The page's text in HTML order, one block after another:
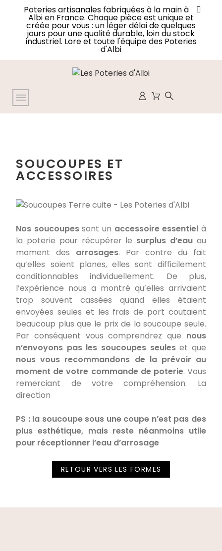
Poteries artisanales fabriquées à la main à
Albi en France. Chaque pièce est unique et
créée pour vous : un léger délai de quelques
jours pour une qualité durable, loin du stock
industriel. Lore et toute l'équipe des Poteries
d'Albi
SOUCOUPES ET
ACCESSOIRES
Nos soucoupessont un accessoire essentiel à
la poterie pour récupérer le surplus d’eauau
moment des arrosages. Par contre du fait
qu’elles soient planes, elles sont difficilement
conditionnables individuellement. De plus,
l’expérience nous a montré qu’elles arrivaient
trop souvent cassées quand elles étaient
envoyées seules et les frais de port coutaient
beaucoup plus que le prix de la soucoupe seule.
Par conséquent vous comprendrez que nous
n’envoyons pas les soucoupes seuleset que
nous vous recommandons de la prévoir au
moment de votre commande de poterie. Vous
remerciant de votre compréhension. La
direction
PS : la soucoupe sous une coupe n’est pas des
plus esthétique, mais reste néanmoins utile
pour réceptionner l’eau d’arrosage
RETOUR VERS LES FORMES